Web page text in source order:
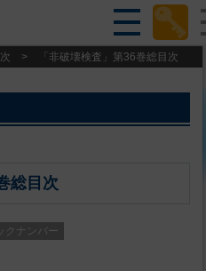
> 「非破壊検査」第36巻総目次
総目次
クナンバー